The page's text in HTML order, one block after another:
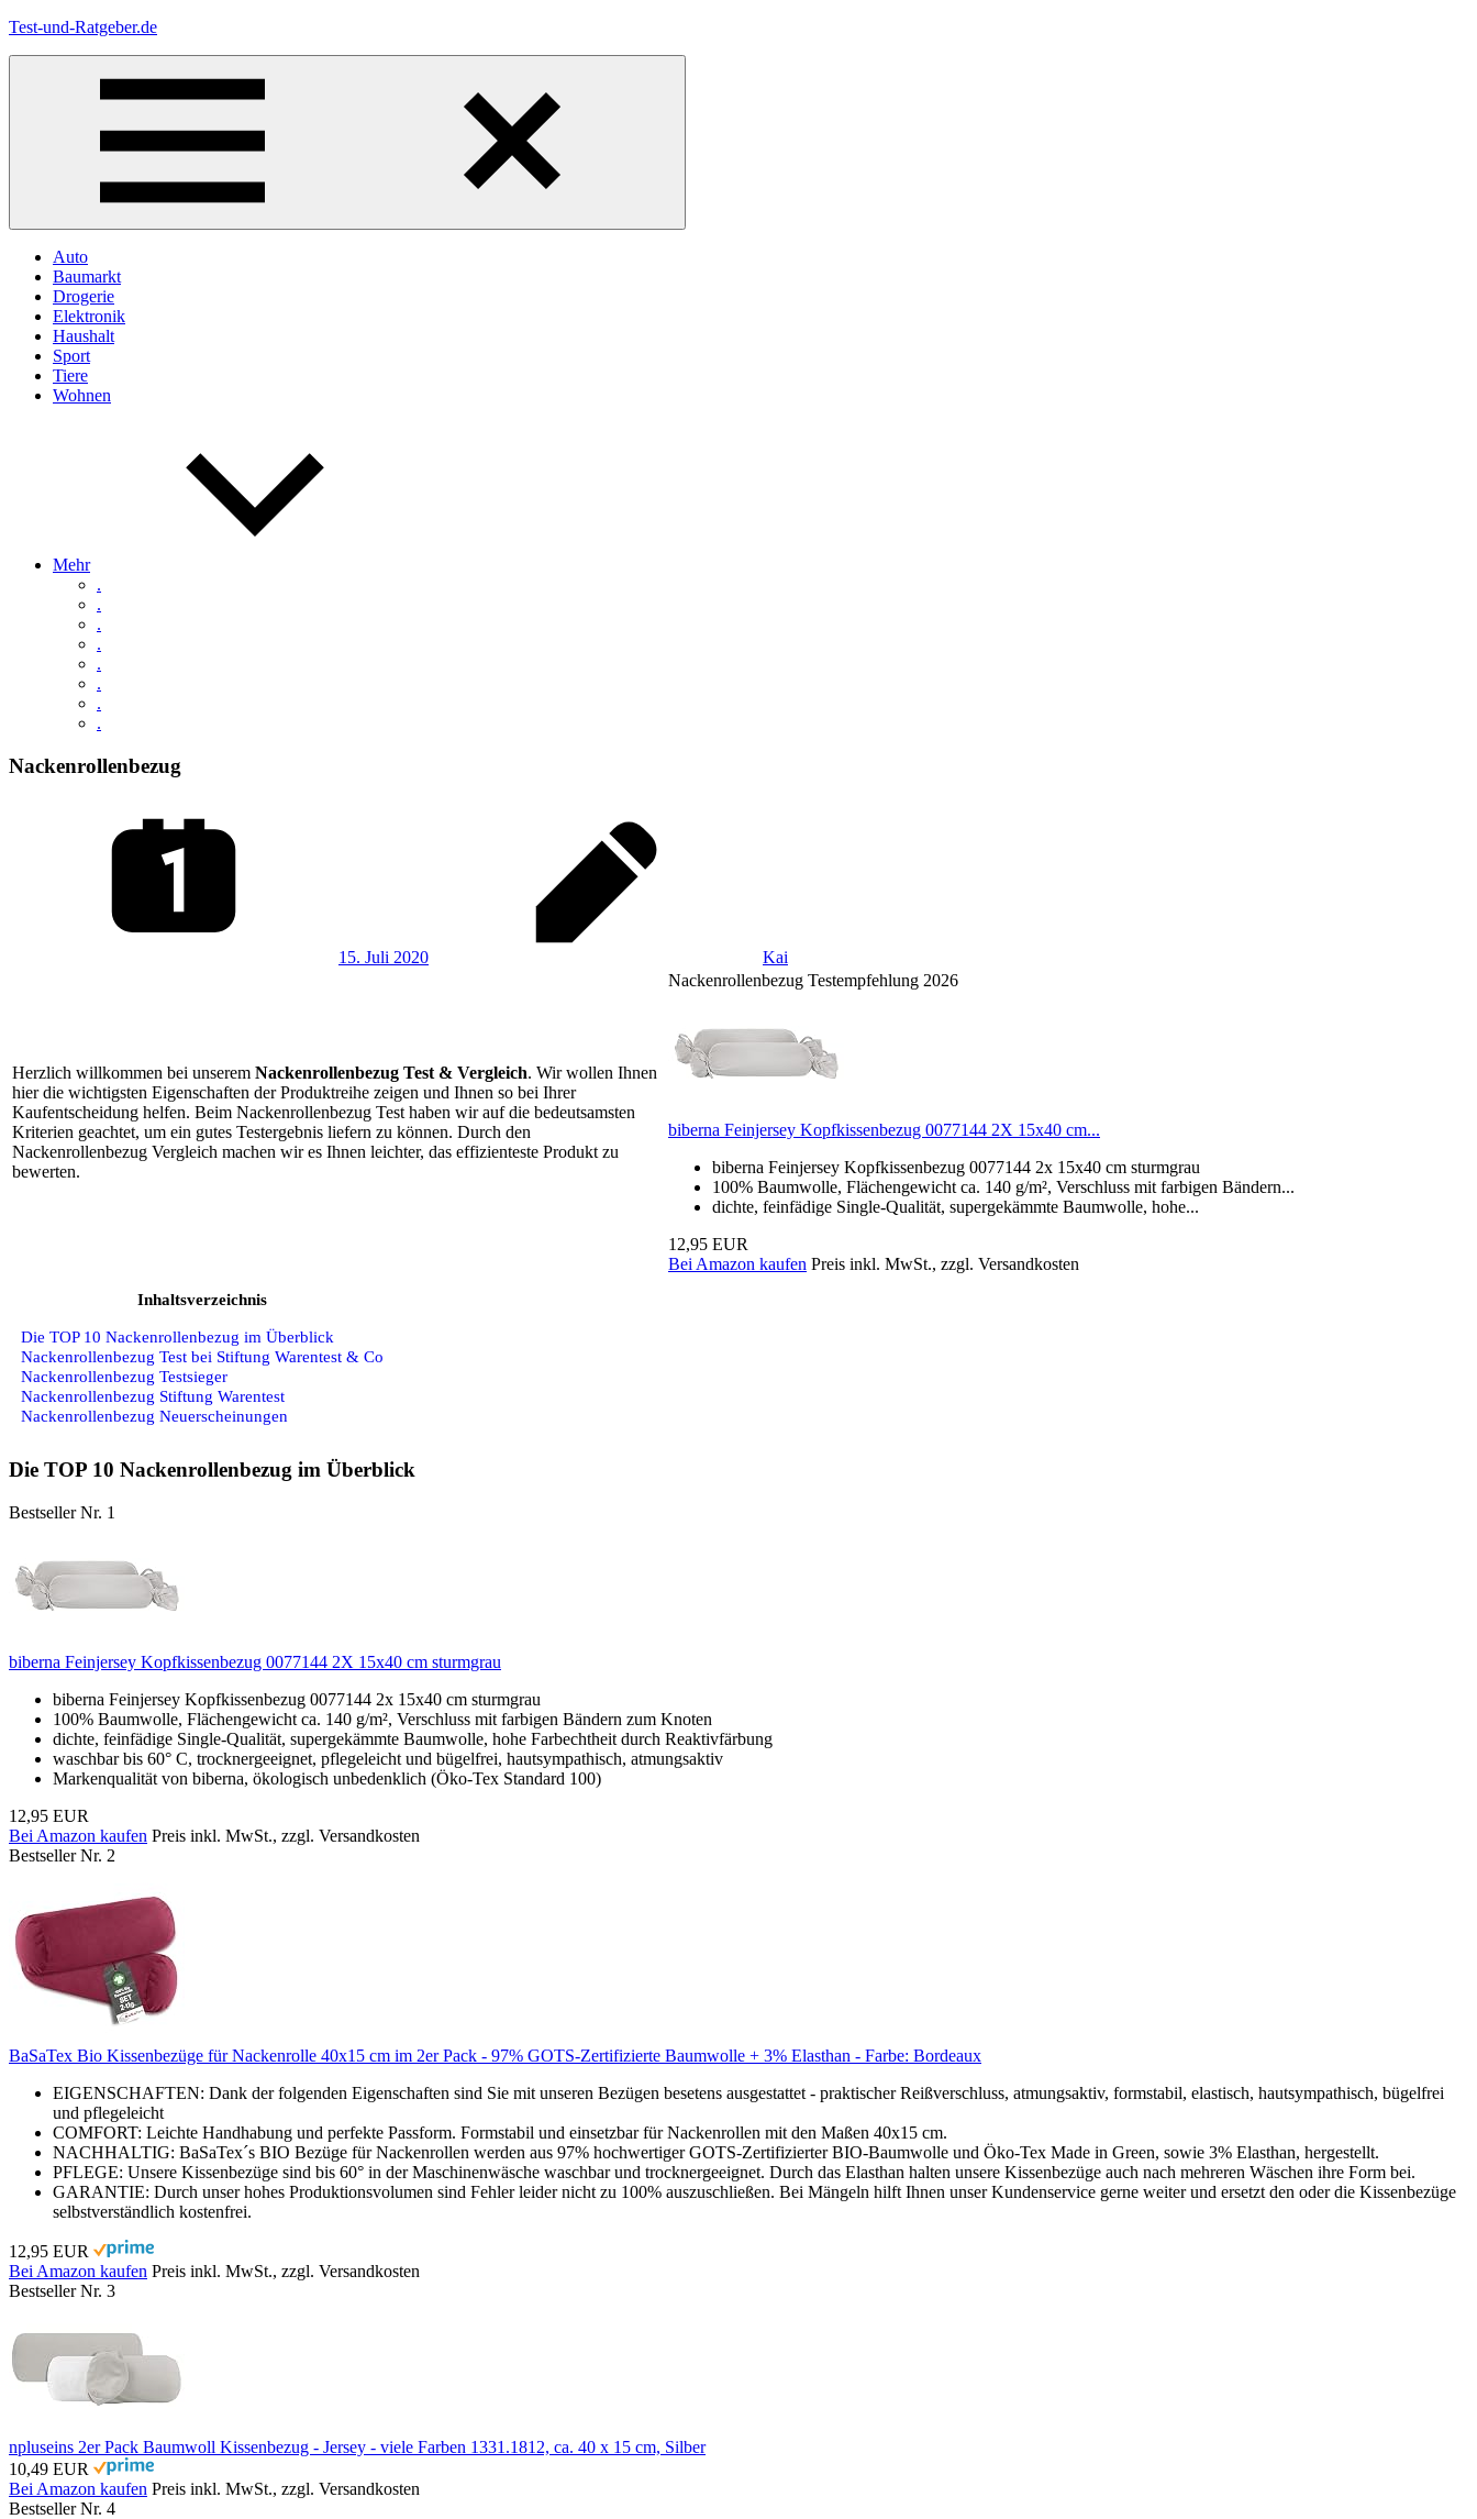
Zum
Test-und-Ratgeber.de
Menü
Auto
Baumarkt
Drogerie
Elektronik
Haushalt
Sport
Tiere
Wohnen
Mehr
.
.
.
.
.
.
.
.
Nackenrollenbezug
15. Juli 2020 Kai
Herzlich willkommen bei unserem Nackenrollenbezug Test & Vergleich. Wir wollen Ihnen
hier die wichtigsten Eigenschaften der Produktreihe zeigen und Ihnen so bei Ihrer
Kaufentscheidung helfen. Beim Nackenrollenbezug Test haben wir auf die bedeutsamsten
Kriterien geachtet, um ein gutes Testergebnis liefern zu können. Durch den
Nackenrollenbezug Vergleich machen wir es Ihnen leichter, das effizienteste Produkt zu
bewerten.
Nackenrollenbezug Testempfehlung 2026
biberna Feinjersey Kopfkissenbezug 0077144 2X 15x40 cm...
biberna Feinjersey Kopfkissenbezug 0077144 2x 15x40 cm sturmgrau
100% Baumwolle, Flächengewicht ca. 140 g/m², Verschluss mit farbigen Bändern...
dichte, feinfädige Single-Qualität, supergekämmte Baumwolle, hohe...
12,95 EUR
Bei Amazon kaufen Preis inkl. MwSt., zzgl. Versandkosten
Inhaltsverzeichnis
Die TOP 10 Nackenrollenbezug im Überblick
Nackenrollenbezug Test bei Stiftung Warentest & Co
Nackenrollenbezug Testsieger
Nackenrollenbezug Stiftung Warentest
Nackenrollenbezug Neuerscheinungen
Die TOP 10 Nackenrollenbezug im Überblick
Bestseller Nr. 1
biberna Feinjersey Kopfkissenbezug 0077144 2X 15x40 cm sturmgrau
biberna Feinjersey Kopfkissenbezug 0077144 2x 15x40 cm sturmgrau
100% Baumwolle, Flächengewicht ca. 140 g/m², Verschluss mit farbigen Bändern zum Knoten
dichte, feinfädige Single-Qualität, supergekämmte Baumwolle, hohe Farbechtheit durch Reaktivfärbung
waschbar bis 60° C, trocknergeeignet, pflegeleicht und bügelfrei, hautsympathisch, atmungsaktiv
Markenqualität von biberna, ökologisch unbedenklich (Öko-Tex Standard 100)
12,95 EUR
Bei Amazon kaufen Preis inkl. MwSt., zzgl. Versandkosten
Bestseller Nr. 2
BaSaTex Bio Kissenbezüge für Nackenrolle 40x15 cm im 2er Pack - 97% GOTS-Zertifizierte Baumwolle + 3% Elasthan - Farbe: Bordeaux
EIGENSCHAFTEN: Dank der folgenden Eigenschaften sind Sie mit unseren Bezügen besetens ausgestattet - praktischer Reißverschluss, atmungsaktiv, formstabil, elastisch, hautsympathisch, bügelfrei
und pflegeleicht
COMFORT: Leichte Handhabung und perfekte Passform. Formstabil und einsetzbar für Nackenrollen mit den Maßen 40x15 cm.
NACHHALTIG: BaSaTex´s BIO Bezüge für Nackenrollen werden aus 97% hochwertiger GOTS-Zertifizierter BIO-Baumwolle und Öko-Tex Made in Green, sowie 3% Elasthan, hergestellt.
PFLEGE: Unsere Kissenbezüge sind bis 60° in der Maschinenwäsche waschbar und trocknergeeignet. Durch das Elasthan halten unsere Kissenbezüge auch nach mehreren Wäschen ihre Form bei.
GARANTIE: Durch unser hohes Produktionsvolumen sind Fehler leider nicht zu 100% auszuschließen. Bei Mängeln hilft Ihnen unser Kundenservice gerne weiter und ersetzt den oder die Kissenbezüge
selbstverständlich kostenfrei.
12,95 EUR
Bei Amazon kaufen Preis inkl. MwSt., zzgl. Versandkosten
Bestseller Nr. 3
npluseins 2er Pack Baumwoll Kissenbezug - Jersey - viele Farben 1331.1812, ca. 40 x 15 cm, Silber
10,49 EUR
Bei Amazon kaufen Preis inkl. MwSt., zzgl. Versandkosten
Bestseller Nr. 4